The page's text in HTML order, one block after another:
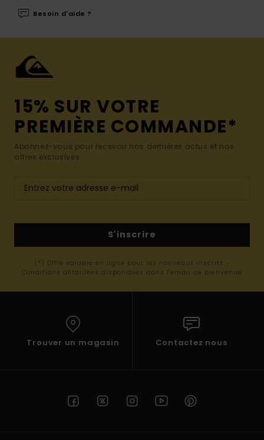
Besoin d'aide ?
15% SUR VOTRE
PREMIÈRE COMMANDE*
Abonnez-vous pour recevoir nos dernières actus et nos
offres exclusives.
S'inscrire
(*) Offre valable en ligne pour les nouveaux inscrits -
Conditions détaillées disponibles dans l'email de bienvenue
Trouver un magasin Contactez nous